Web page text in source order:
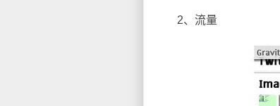
2、流量